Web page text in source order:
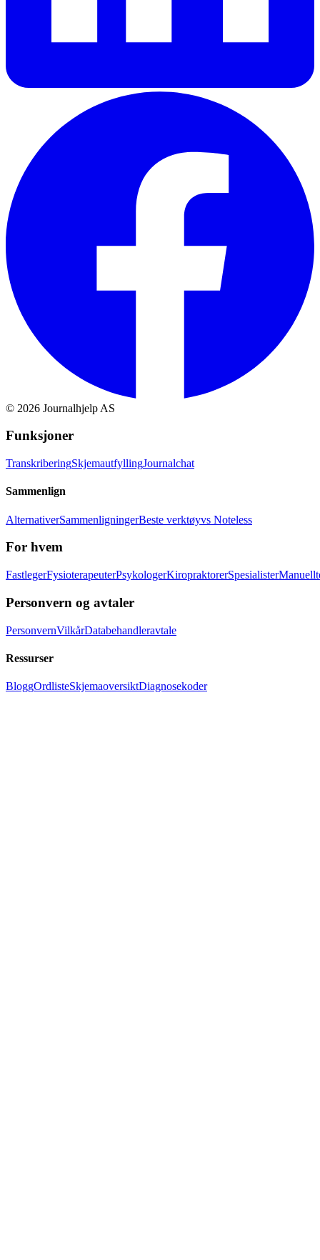
© 2026 Journalhjelp AS
Funksjoner
TranskriberingSkjemautfyllingJournalchat
Sammenlign
AlternativerSammenligningerBeste verktøyvs Noteless
For hvem
FastlegerFysioterapeuterPsykologerKiropraktorerSpesialister
Personvern og avtaler
PersonvernVilkårDatabehandleravtale
Ressurser
BloggOrdlisteSkjemaoversiktDiagnosekoder